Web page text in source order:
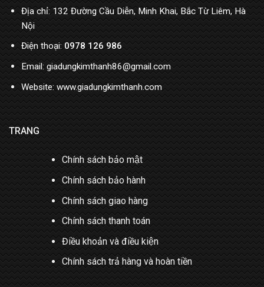
Địa chỉ: 132 Đường Cầu Diễn, Minh Khai, Bắc Từ Liêm, Hà
Nội
Điện thoại:0978 126 986
Email: giadungkimthanh86@gmail.com
Website: www.giadungkimthanh.com
TRANG
Chính sách bảo mật
Chính sách bảo hành
Chính sách giao hàng
Chính sách thanh toán
Điều khoản và điều kiện
Chính sách trả hàng và hoàn tiền